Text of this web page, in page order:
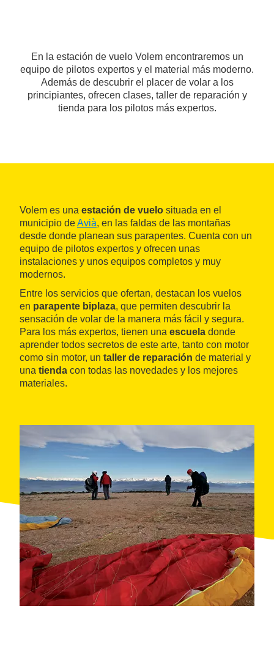
En la estación de vuelo Volem encontraremos un
equipo de pilotos expertos y el material más moderno.
Además de descubrir el placer de volar a los
principiantes, ofrecen clases, taller de reparación y
tienda para los pilotos más expertos.
Volem es una estación de vuelo situada en el
municipio deAvià, en las faldas de las montañas
desde donde planean sus parapentes. Cuenta con un
equipo de pilotos expertos y ofrecen unas
instalaciones y unos equipos completos y muy
modernos.
Entre los servicios que ofertan, destacan los vuelos
en parapente biplaza, que permiten descubrir la
sensación de volar de la manera más fácil y segura.
Para los más expertos, tienen una escuela donde
aprender todos secretos de este arte, tanto con motor
como sin motor, un taller de reparación de material y
una tienda con todas las novedades y los mejores
materiales.